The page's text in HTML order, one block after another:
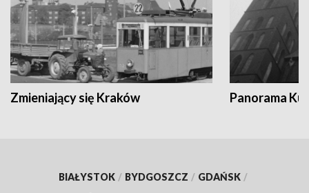
Zmieniający się Kraków Panorama
BIAŁYSTOK / BYDGOSZCZ / GDAŃSK /